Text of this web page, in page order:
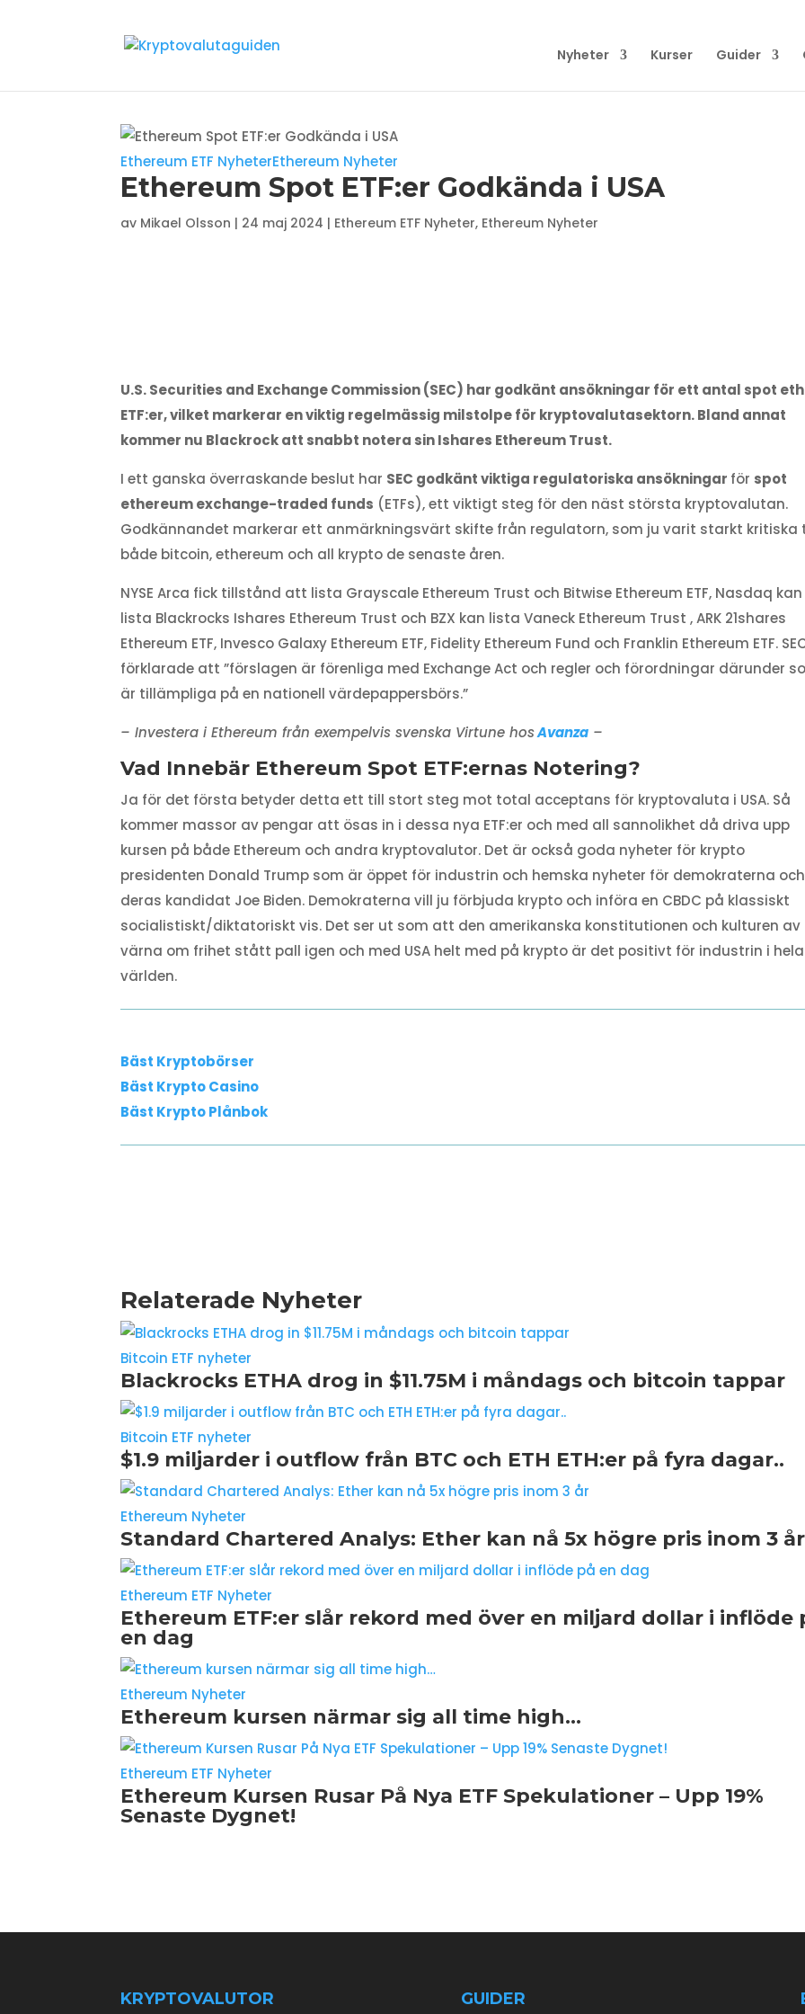
Nyheter Kurser Guider
Ethereum ETF NyheterEthereum Nyheter
Ethereum Spot ETF:er Godkända i USA
av Mikael Olsson | 24 maj 2024 | Ethereum ETF Nyheter, Ethereum Nyheter
U.S. Securities and Exchange Commission (SEC) har godkänt ansökningar för ett antal spot
ETF:er, vilket markerar en viktig regelmässig milstolpe för kryptovalutasektorn. Bland annat
kommer nu Blackrock att snabbt notera sin Ishares Ethereum Trust.
I ett ganska överraskande beslut har SEC godkänt viktiga regulatoriska ansökningar för spot
ethereum exchange-traded funds (ETFs), ett viktigt steg för den näst största kryptovalutan.
Godkännandet markerar ett anmärkningsvärt skifte från regulatorn, som ju varit starkt kritiska
både bitcoin, ethereum och all krypto de senaste åren.
NYSE Arca fick tillstånd att lista Grayscale Ethereum Trust och Bitwise Ethereum ETF, Nasdaq
lista Blackrocks Ishares Ethereum Trust och BZX kan lista Vaneck Ethereum Trust , ARK 21shares
Ethereum ETF, Invesco Galaxy Ethereum ETF, Fidelity Ethereum Fund och Franklin Ethereum ETF.
förklarade att ”förslagen är förenliga med Exchange Act och regler och förordningar därunder
är tillämpliga på en nationell värdepappersbörs.”
– Investera i Ethereum från exempelvis svenska Virtune hosAvanza –
Vad Innebär Ethereum Spot ETF:ernas Notering?
Ja för det första betyder detta ett till stort steg mot total acceptans för kryptovaluta i USA. Så
kommer massor av pengar att ösas in i dessa nya ETF:er och med all sannolikhet då driva upp
kursen på både Ethereum och andra kryptovalutor. Det är också goda nyheter för krypto
presidenten Donald Trump som är öppet för industrin och hemska nyheter för demokraterna och
deras kandidat Joe Biden. Demokraterna vill ju förbjuda krypto och införa en CBDC på klassiskt
socialistiskt/diktatoriskt vis. Det ser ut som att den amerikanska konstitutionen och kulturen
värna om frihet stått pall igen och med USA helt med på krypto är det positivt för industrin i hela
världen.
Bäst Kryptobörser
Bäst Krypto Casino
Bäst Krypto Plånbok
Relaterade Nyheter
Bitcoin ETF nyheter
Blackrocks ETHA drog in $11.75M i måndags och bitcoin tappar
Bitcoin ETF nyheter
$1.9 miljarder i outflow från BTC och ETH ETH:er på fyra dagar..
Ethereum Nyheter
Standard Chartered Analys: Ether kan nå 5x högre pris inom 3 år
Ethereum ETF Nyheter
Ethereum ETF:er slår rekord med över en miljard dollar i inflöde
en dag
Ethereum Nyheter
Ethereum kursen närmar sig all time high…
Ethereum ETF Nyheter
Ethereum Kursen Rusar På Nya ETF Spekulationer – Upp 19%
Senaste Dygnet!
KRYPTOVALUTOR GUIDER